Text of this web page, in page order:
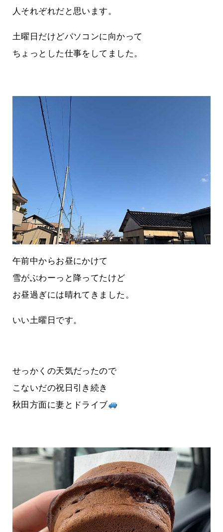
人それぞれだと思います。
土曜日だけどパソコンに向かって
ちょっとした仕事をしてました。
午前中からお昼にかけて
雪がぶわーっと降ってたけど
お昼過ぎには晴れてきました。
いい土曜日です。
せっかくの天気だったので
こないだの祝日引き続き
秋田方面に妻とドライブ